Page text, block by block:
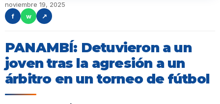
noviembre 19, 2025
f
w ↗
PANAMBÍ: Detuvieron a un
joven tras la agresión a un
árbitro en un torneo de fútbol